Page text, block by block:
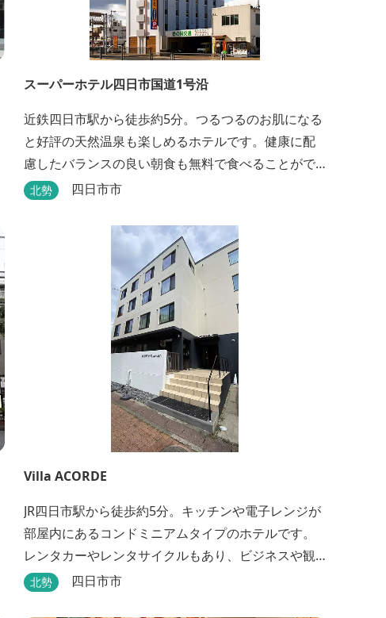
スーパーホテル四日市国道1号沿
近鉄四日市駅から徒歩約5分。つるつるのお肌になる
と好評の天然温泉も楽しめるホテルです。健康に配
慮したバランスの良い朝食も無料で食べることがで
きます。
北勢 四日市市
Villa ACORDE
JR四日市駅から徒歩約5分。キッチンや電子レンジが
部屋内にあるコンドミニアムタイプのホテルです。
レンタカーやレンタサイクルもあり、ビジネスや観
光にも最適です。
北勢 四日市市